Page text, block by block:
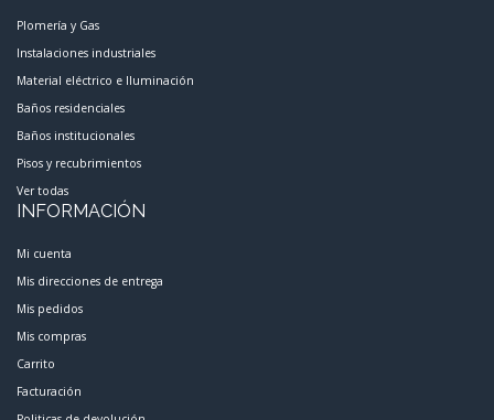
Plomería y Gas
Instalaciones industriales
Material eléctrico e Iluminación
Baños residenciales
Baños institucionales
Pisos y recubrimientos
Ver todas
INFORMACIÓN
Mi cuenta
Mis direcciones de entrega
Mis pedidos
Mis compras
Carrito
Facturación